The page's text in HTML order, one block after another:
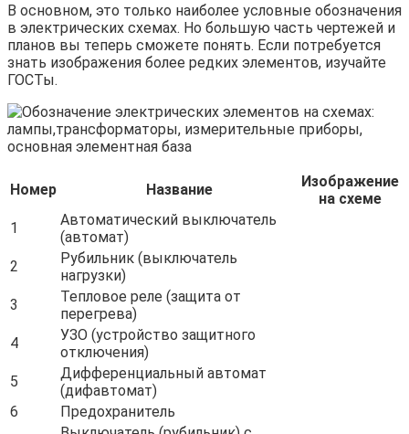
В основном, это только наиболее условные обозначения
в электрических схемах. Но большую часть чертежей и
планов вы теперь сможете понять. Если потребуется
знать изображения более редких элементов, изучайте
ГОСТы.
Номер Название
Изображение
на схеме
1
Автоматический выключатель
(автомат)
2
Рубильник (выключатель
нагрузки)
3
Тепловое реле (защита от
перегрева)
4
УЗО (устройство защитного
отключения)
5
Дифференциальный автомат
(дифавтомат)
6
Предохранитель